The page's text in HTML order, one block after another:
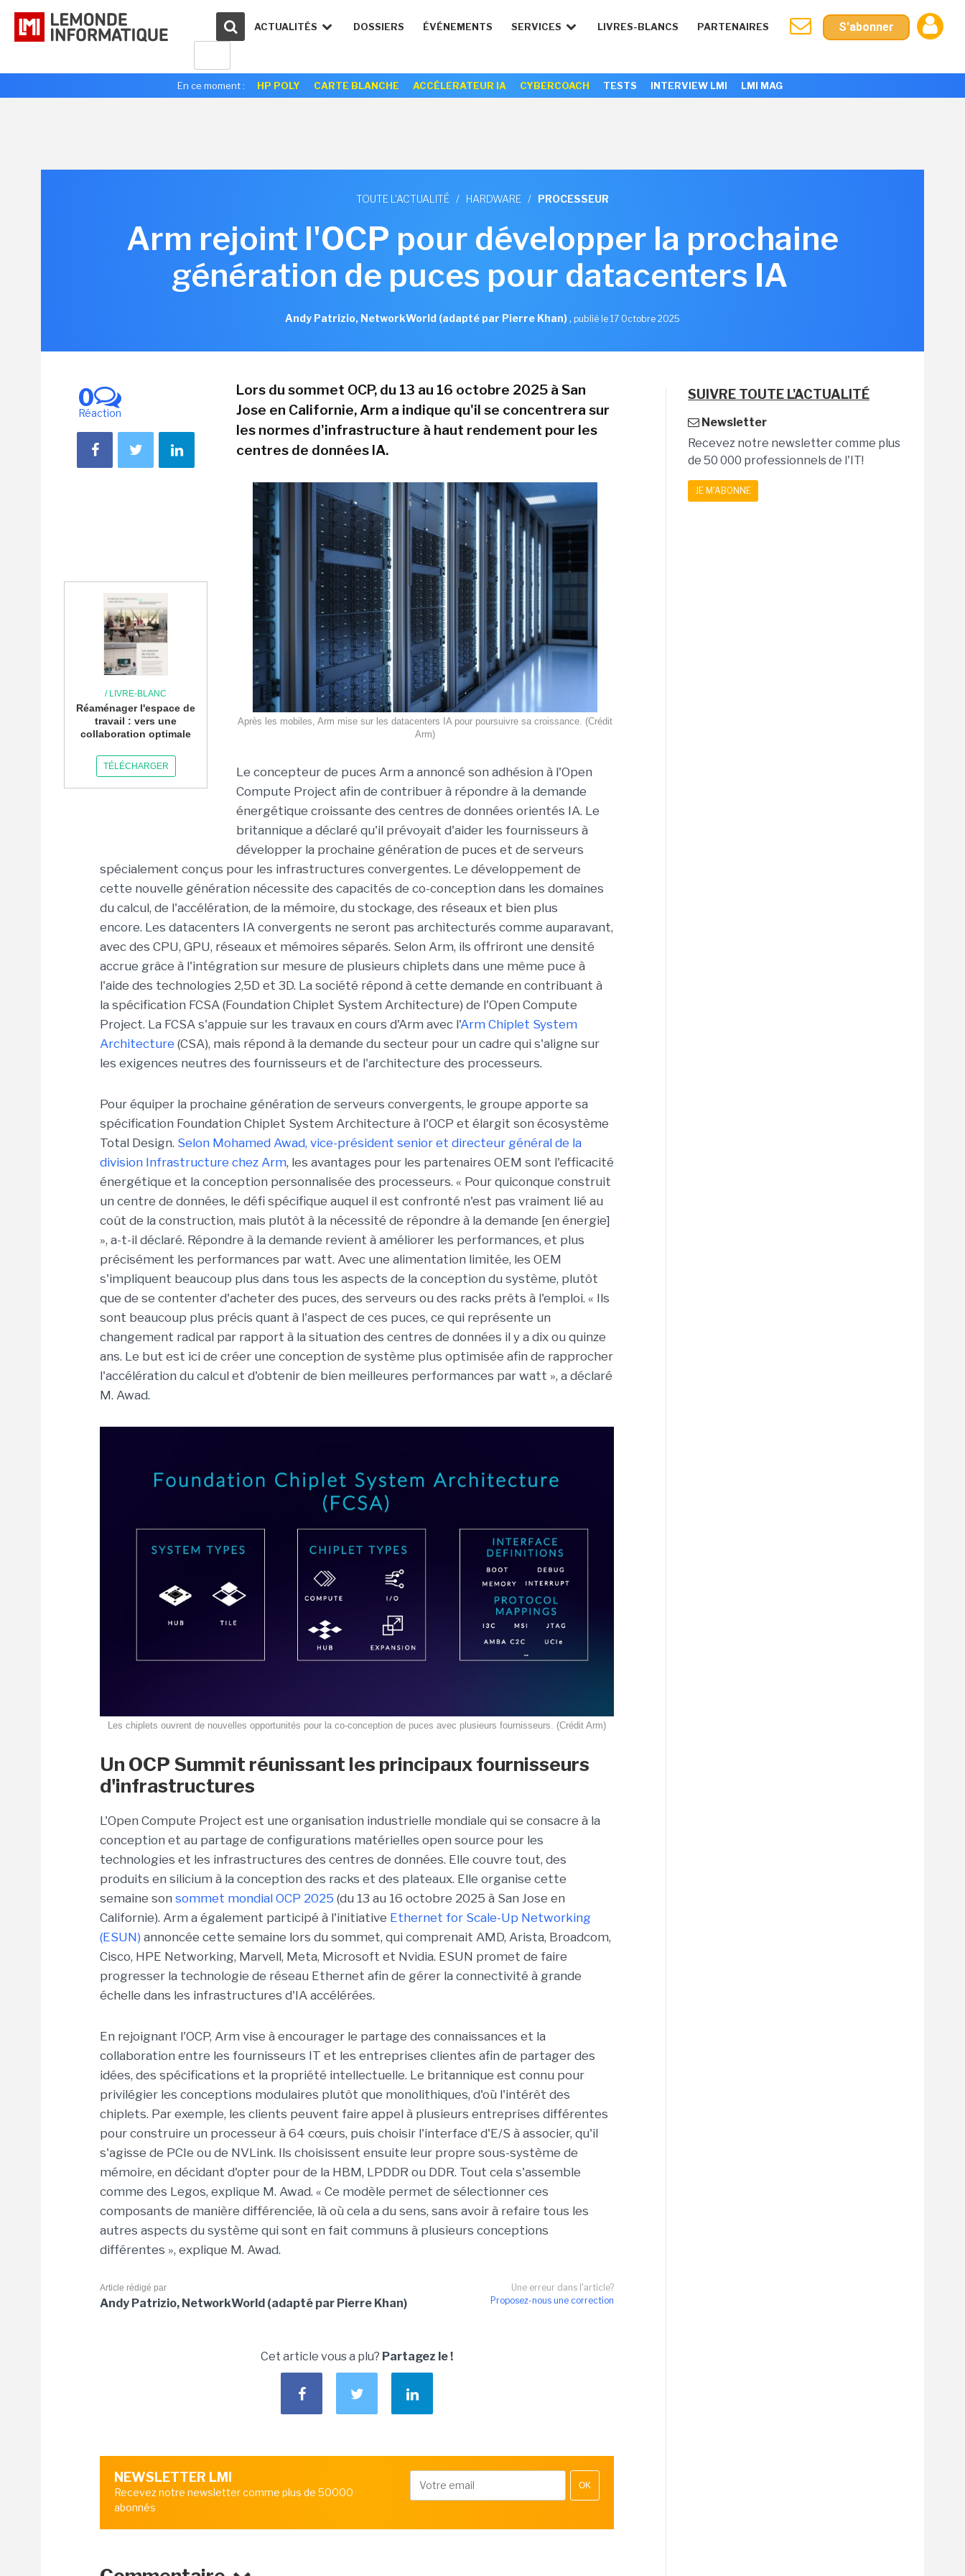
ACTUALITÉS DOSSIERS ÉVÉNEMENTS SERVICES LIVRES-BLANCS PARTENAIRES S'abonner
En ce moment : HP POLY CARTE BLANCHE ACCÉLERATEUR IA CYBERCOACH TESTS INTERVIEW LMI LMI MAG
TOUTE L'ACTUALITÉ / HARDWARE / PROCESSEUR
Arm rejoint l'OCP pour développer la prochaine
génération de puces pour datacenters IA
Andy Patrizio, NetworkWorld (adapté par Pierre Khan), publié le 17 Octobre 2025
0
Réaction
/ LIVRE-BLANC
Réaménager l'espace de
travail : vers une
collaboration optimale
TÉLÉCHARGER
Lors du sommet OCP, du 13 au 16 octobre 2025 à San
Jose en Californie, Arm a indique qu'il se concentrera sur
les normes d'infrastructure à haut rendement pour les
centres de données IA.
Après les mobiles, Arm mise sur les datacenters IA pour poursuivre sa croissance. (Crédit
Arm)
Le concepteur de puces Arm a annoncé son adhésion à l'Open
Compute Project afin de contribuer à répondre à la demande
énergétique croissante des centres de données orientés IA. Le
britannique a déclaré qu'il prévoyait d'aider les fournisseurs à
développer la prochaine génération de puces et de serveurs
spécialement conçus pour les infrastructures convergentes. Le développement de
cette nouvelle génération nécessite des capacités de co-conception dans les domaines
du calcul, de l'accélération, de la mémoire, du stockage, des réseaux et bien plus
encore. Les datacenters IA convergents ne seront pas architecturés comme auparavant,
avec des CPU, GPU, réseaux et mémoires séparés. Selon Arm, ils offriront une densité
accrue grâce à l'intégration sur mesure de plusieurs chiplets dans une même puce à
l'aide des technologies 2,5D et 3D. La société répond à cette demande en contribuant à
la spécification FCSA (Foundation Chiplet System Architecture) de l'Open Compute
Project. La FCSA s'appuie sur les travaux en cours d'Arm avec l'Arm Chiplet System
Architecture (CSA), mais répond à la demande du secteur pour un cadre qui s'aligne sur
les exigences neutres des fournisseurs et de l'architecture des processeurs.
Pour équiper la prochaine génération de serveurs convergents, le groupe apporte sa
spécification Foundation Chiplet System Architecture à l'OCP et élargit son écosystème
Total Design. Selon Mohamed Awad, vice-président senior et directeur général de la
division Infrastructure chez Arm, les avantages pour les partenaires OEM sont l'efficacité
énergétique et la conception personnalisée des processeurs. « Pour quiconque construit
un centre de données, le défi spécifique auquel il est confronté n'est pas vraiment lié au
coût de la construction, mais plutôt à la nécessité de répondre à la demande [en énergie]
», a-t-il déclaré. Répondre à la demande revient à améliorer les performances, et plus
précisément les performances par watt. Avec une alimentation limitée, les OEM
s'impliquent beaucoup plus dans tous les aspects de la conception du système, plutôt
que de se contenter d'acheter des puces, des serveurs ou des racks prêts à l'emploi. « Ils
sont beaucoup plus précis quant à l'aspect de ces puces, ce qui représente un
changement radical par rapport à la situation des centres de données il y a dix ou quinze
ans. Le but est ici de créer une conception de système plus optimisée afin de rapprocher
l'accélération du calcul et d'obtenir de bien meilleures performances par watt », a déclaré
M. Awad.
Les chiplets ouvrent de nouvelles opportunités pour la co-conception de puces avec plusieurs fournisseurs. (Crédit Arm)
Un OCP Summit réunissant les principaux fournisseurs
d'infrastructures
L'Open Compute Project est une organisation industrielle mondiale qui se consacre à la
conception et au partage de configurations matérielles open source pour les
technologies et les infrastructures des centres de données. Elle couvre tout, des
produits en silicium à la conception des racks et des plateaux. Elle organise cette
semaine son sommet mondial OCP 2025 (du 13 au 16 octobre 2025 à San Jose en
Californie). Arm a également participé à l'initiative Ethernet for Scale-Up Networking
(ESUN) annoncée cette semaine lors du sommet, qui comprenait AMD, Arista, Broadcom,
Cisco, HPE Networking, Marvell, Meta, Microsoft et Nvidia. ESUN promet de faire
progresser la technologie de réseau Ethernet afin de gérer la connectivité à grande
échelle dans les infrastructures d'IA accélérées.
En rejoignant l'OCP, Arm vise à encourager le partage des connaissances et la
collaboration entre les fournisseurs IT et les entreprises clientes afin de partager des
idées, des spécifications et la propriété intellectuelle. Le britannique est connu pour
privilégier les conceptions modulaires plutôt que monolithiques, d'où l'intérêt des
chiplets. Par exemple, les clients peuvent faire appel à plusieurs entreprises différentes
pour construire un processeur à 64 cœurs, puis choisir l'interface d'E/S à associer, qu'il
s'agisse de PCIe ou de NVLink. Ils choisissent ensuite leur propre sous-système de
mémoire, en décidant d'opter pour de la HBM, LPDDR ou DDR. Tout cela s'assemble
comme des Legos, explique M. Awad. « Ce modèle permet de sélectionner ces
composants de manière différenciée, là où cela a du sens, sans avoir à refaire tous les
autres aspects du système qui sont en fait communs à plusieurs conceptions
différentes », explique M. Awad.
Une erreur dans l'article?
Proposez-nous une correction
Article rédigé par
Andy Patrizio, NetworkWorld (adapté par Pierre Khan)
Cet article vous a plu? Partagez le !
NEWSLETTER LMI
Recevez notre newsletter comme plus de 50000
abonnés
OK
SUIVRE TOUTE L'ACTUALITÉ
Newsletter
Recevez notre newsletter comme plus
de 50 000 professionnels de l'IT!
JE M'ABONNE